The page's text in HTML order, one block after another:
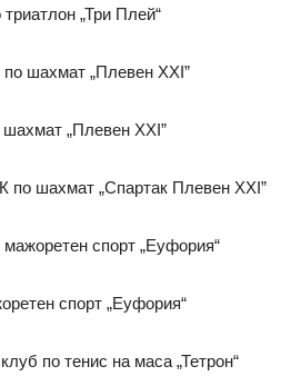
„Три Плей“
шахмат „Плевен XXI”
„Плевен XXI”
по шахмат „Спартак Плевен XXI”
спорт „Еуфория“
спорт „Еуфория“
по тенис на маса „Тетрон“